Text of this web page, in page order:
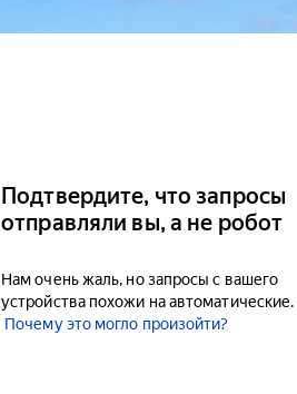
Подтвердите, что запросы
отправляли вы, а не робот
Нам очень жаль, но запросы с вашего
устройства похожи на автоматические.
Почему это могло произойти?